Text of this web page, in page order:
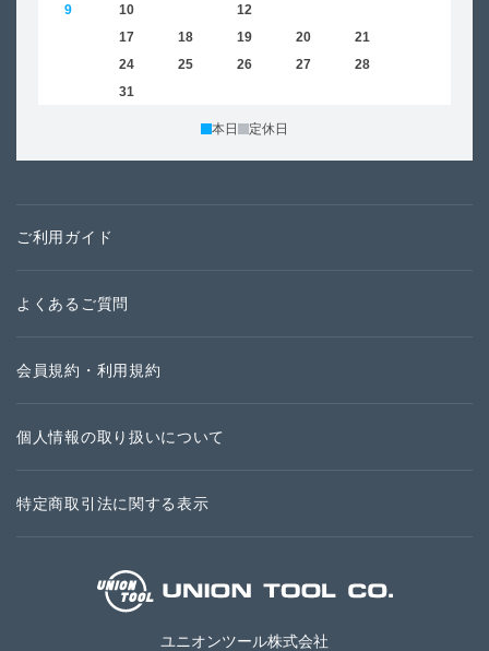
9
10 12
17 18 19 20 21
24 25 26 27 28
31
本日 定休日
ご利用ガイド
よくあるご質問
会員規約・利用規約
個人情報の取り扱いについて
特定商取引法に関する表示
ユニオンツール株式会社